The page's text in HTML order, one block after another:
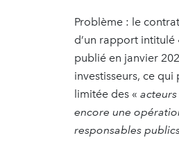
Problème : le
d’un rapport intitulé
publié en janvier
investisseurs, ce
limitée des «
encore une
responsables